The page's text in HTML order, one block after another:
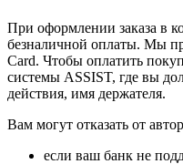
При оформлении заказа в
безналичной оплаты. Мы
Card. Чтобы оплатить
системы ASSIST, где вы
действия, имя держателя.
Вам могут отказать от
если ваш банк не